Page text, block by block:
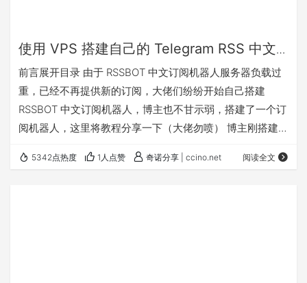
使用 VPS 搭建自己的 Telegram RSS 中文
订阅机器人
前言展开目录 由于 RSSBOT 中文订阅机器人服务器负载过
重，已经不再提供新的订阅，大佬们纷纷开始自己搭建
RSSBOT 中文订阅机器人，博主也不甘示弱，搭建了一个订
阅机器人，这里将教程分享一下（大佬勿喷） 博主刚搭建好
目录 一台海外 VPS（博主用的瓦工） 一个 Telegram 账号
5342点热度 1人点赞 奇诺分享 | ccino.net 阅读全文